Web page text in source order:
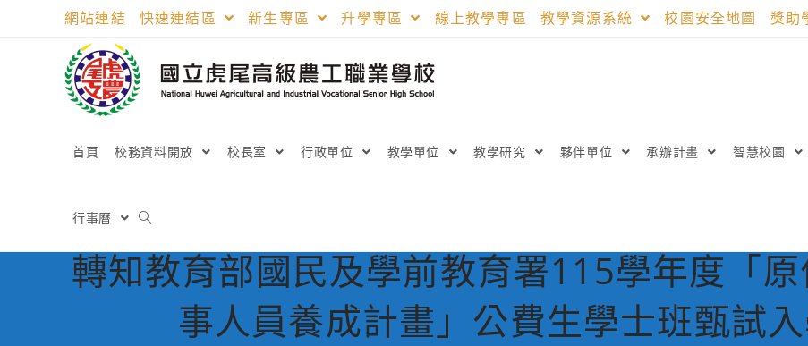
網站連結 快速連結區 新生專區 升學專區 線上教學專區 教學資源系統 校園安全地圖 獎助
首頁 校務資料開放 校長室 行政單位 教學單位 教學研究 夥伴單位 承辦計畫 智慧校園
行事曆
轉知教育部國民及學前教育署115學年度「
事人員養成計畫」公費生學士班甄試